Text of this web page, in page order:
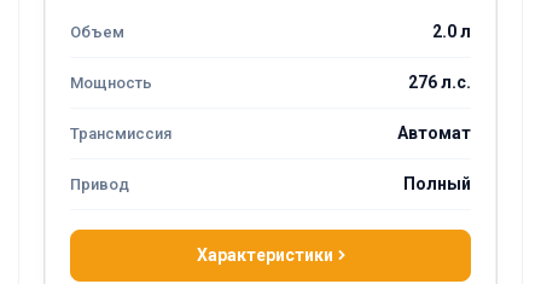
2.0 л
276 л.с.
Автомат
Полный
Характеристики